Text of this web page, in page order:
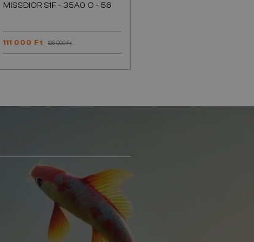
MISSDIOR S1F - 35A0 O - 56
111 000 Ft 126 000 Ft